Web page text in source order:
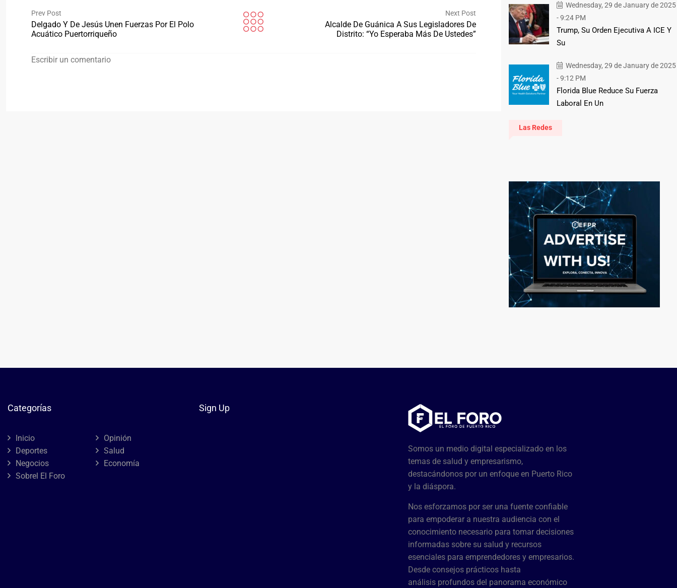
Prev Post
Delgado Y De Jesús Unen Fuerzas Por El Polo
Acuático Puertorriqueño
Next Post
Alcalde De Guánica A Sus Legisladores De
Distrito: “yo Esperaba Más De Ustedes”
Escribir un comentario
Wednesday, 29 de January de 2025
- 9:24 PM
Trump, Su Orden Ejecutiva A ICE Y
Su
Wednesday, 29 de January de 2025
- 9:12 PM
Florida Blue Reduce Su Fuerza
Laboral En Un
Las Redes
Categorías
Inicio
Opinión
Deportes
Salud
Negocios
Economía
Sobrel El Foro
Sign Up
Somos un medio digital especializado en los
temas de salud y empresarismo,
destacándonos por un enfoque en Puerto Rico
y la diáspora.
Nos esforzamos por ser una fuente confiable
para empoderar a nuestra audiencia con el
conocimiento necesario para tomar decisiones
informadas sobre su salud y recursos
esenciales para emprendedores y empresarios.
Desde consejos prácticos hasta
análisis profundos del panorama económico